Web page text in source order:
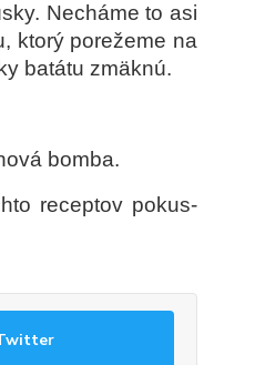
Necháme to asi
ktorý porežeme na
batátu zmäknú.
bomba.
receptov pokus-